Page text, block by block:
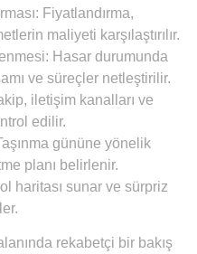
Fiyatlandırma,
maliyeti karşılaştırılır.
Hasar durumunda
ve süreçler netleştirilir.
iletişim kanalları ve
edilir.
gününe yönelik
planı belirlenir.
haritası sunar ve sürpriz
rekabetçi bir bakış